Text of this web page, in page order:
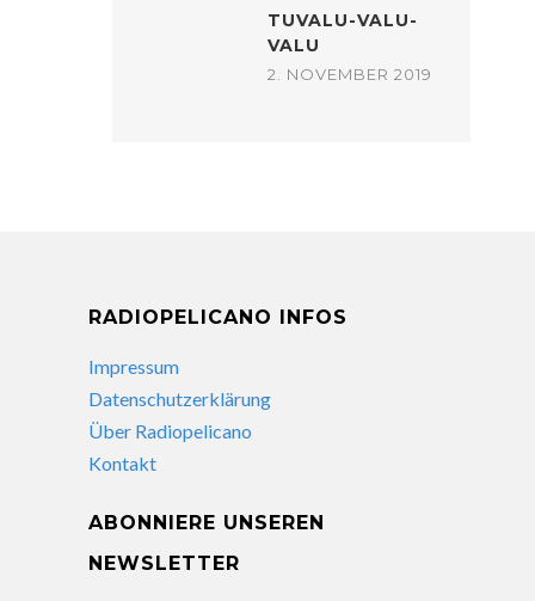
TUVALU-VALU-
VALU
2. NOVEMBER 2019
RADIOPELICANO INFOS
Impressum
Datenschutzerklärung
Über Radiopelicano
Kontakt
ABONNIERE UNSEREN
NEWSLETTER